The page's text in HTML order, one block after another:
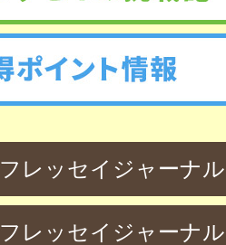
フレッセイジャーナ
フレッセイジャーナ